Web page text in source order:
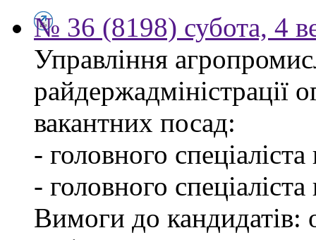
№ 36 (8198) субота, 4
Управління
райдержадміністрації
вакантних посад:
- головного
- головного
Вимоги до кандидатів: